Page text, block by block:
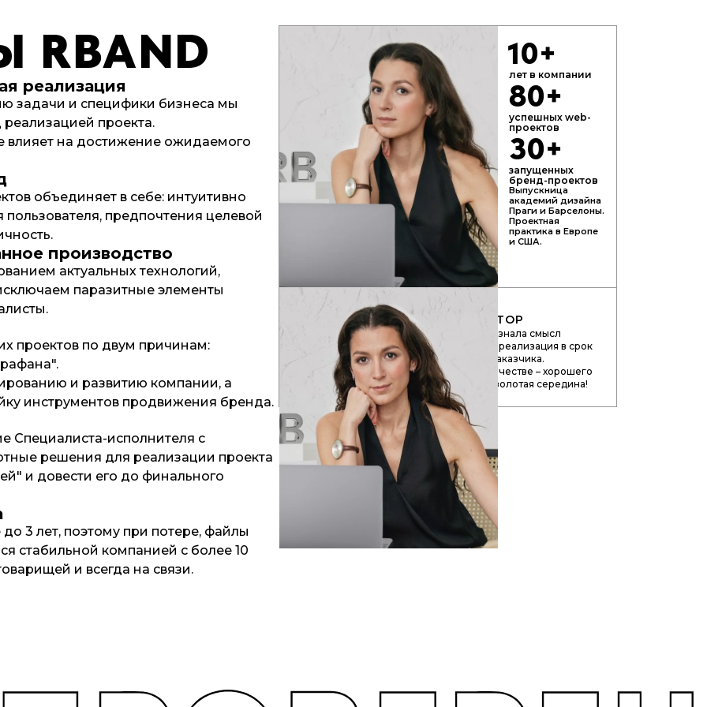
RBAND
реализация
задачи и специфики бизнеса мы
проекта.
влияет на достижение ожидаемого
объединяет в себе: интуитивно
предпочтения целевой
производство
актуальных технологий,
паразитные элементы
проектов по двум причинам:
и развитию компании, а
инструментов продвижения бренда.
Специалиста-исполнителя с
решения для реализации проекта
и довести его до финального
3 лет, поэтому при потере, файлы
стабильной компанией с более 10
и всегда на связи.
10+
лет в компании
80+
успешных web-
проектов
30+
запущенных
бренд-проектов
Выпускница
академий дизайна
Праги и Барселоны.
Проектная
практика в Европе
и США.
ВИКТОРИЯ АРТ-ДИРЕКТОР
Став предпринимателем, я целиком осознала смысл
выражения “Время – деньги”. Грамотная реализация в срок
является естественной потребностью Заказчика.
Но фокусируясь на заработке, а не на качестве – хорошего
продукта не получится. Во всём нужна золотая середина!